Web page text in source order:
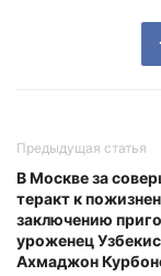
Предыдущая статья
В Москве за
теракт к
заключению
уроженец
Ахмаджон